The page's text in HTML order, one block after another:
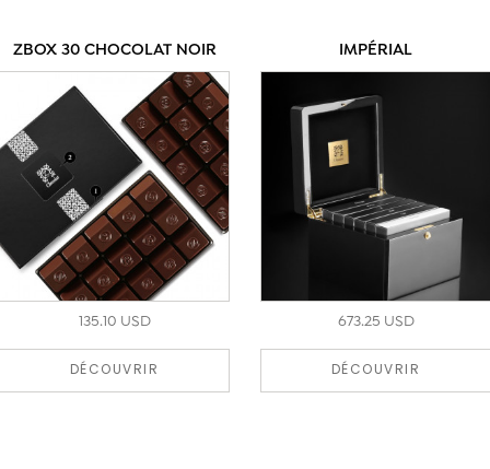
ZBOX 30 CHOCOLAT NOIR
135.10 USD
DÉCOUVRIR
IMPÉRIAL
673.25 USD
DÉCOUVRIR